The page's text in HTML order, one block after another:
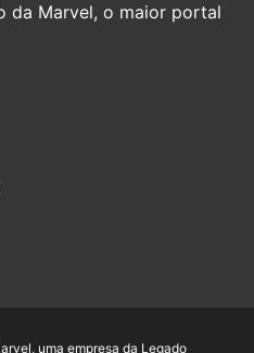
da Marvel, o maior portal
uma empresa da Legado